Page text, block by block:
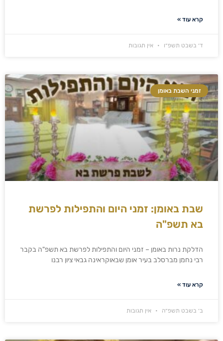
קרא עוד »
ד׳ בשבט תשפ״ו אין תגובות
זמני השבת באומן
שבת באומן: זמני היום והתפילות לפרשת
בא תשפ"ה
הדלקת נרות באומן – זמני היום והתפילות לפרשת בא תשפ"ה בקבר
רבי נחמן מברסלב בעיר אומן שבאוקראינה גבאי ציון רבנו
קרא עוד »
ב׳ בשבט תשפ״ה אין תגובות